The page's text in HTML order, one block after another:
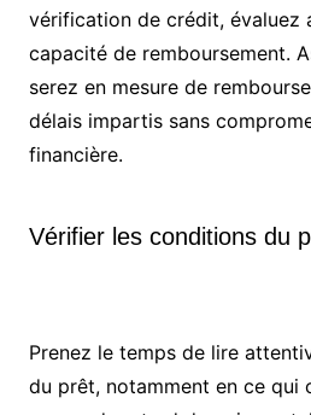
vérification de crédit, évaluez
capacité de remboursement.
serez en mesure de
délais impartis sans
financière.
Vérifier les conditions du
Prenez le temps de lire
du prêt, notamment en ce qui